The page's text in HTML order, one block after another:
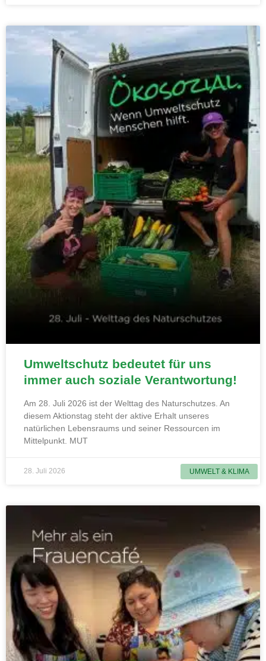
UMWELT & KLIMA
Umweltschutz bedeutet für uns
immer auch soziale Verantwortung!
Am 28. Juli 2026 ist der Welttag des Naturschutzes. An
diesem Aktionstag steht der aktive Erhalt unseres
natürlichen Lebensraums und seiner Ressourcen im
Mittelpunkt. MUT
28. Juli 2026